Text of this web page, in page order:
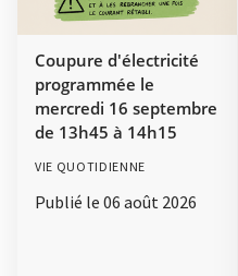
Coupure d'électricité
programmée le
mercredi 16 septembre
de 13h45 à 14h15
VIE QUOTIDIENNE
Publié le 06 août 2026